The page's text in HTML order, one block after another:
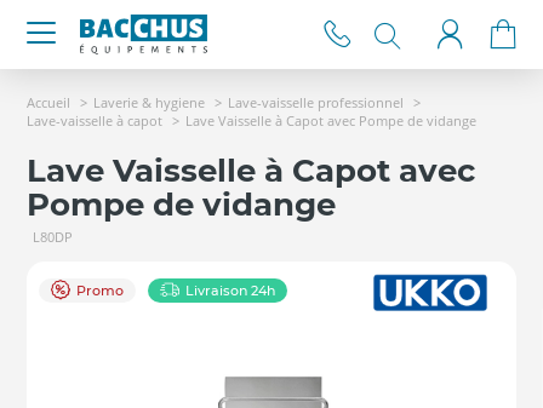
Accueil Laverie & hygiene
Lave-vaisselle professionnel
Lave-vaisselle à capot
Lave Vaisselle à Capot avec Pompe de vidange
Lave Vaisselle à Capot avec
Pompe de vidange
L80DP
Promo Livraison 24h